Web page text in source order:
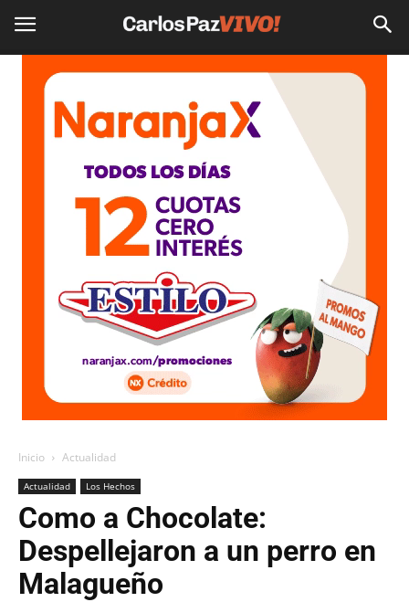
Inicio Actualidad
Actualidad Los Hechos
Como a Chocolate:
Despellejaron a un perro en
Malagueño